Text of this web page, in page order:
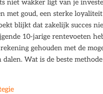
niet wakker ligt van je
met goud, een sterke
blijkt dat zakelijk succes
10-jarige rentevoeten
gehouden met de
Wat is de beste